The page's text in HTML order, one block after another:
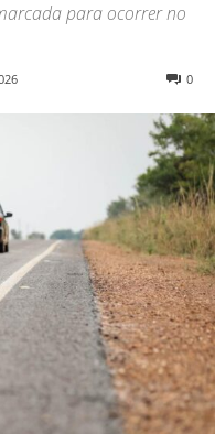
para ocorrer no
0